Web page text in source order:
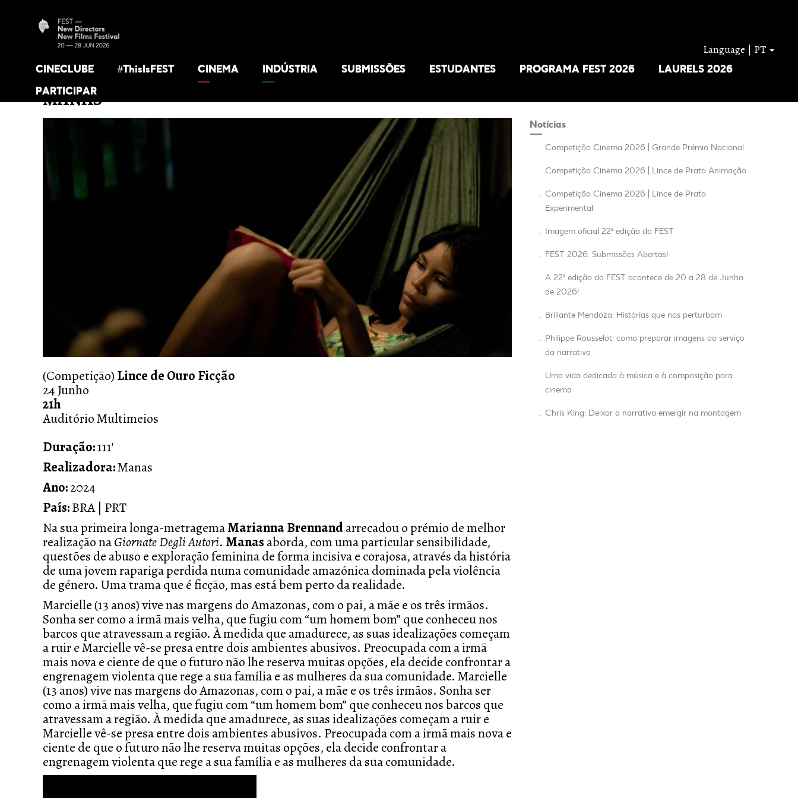
CINECLUBE #ThisIsFEST CINEMA INDÚSTRIA SUBMISSÕES ESTUDANTES PROGRAMA FEST 2026
LAURELS 2026
PARTICIPAR
Language | PT
MANAS
(Competição) Lince de Ouro Ficção
24 Junho
21h
Auditório Multimeios
Duração:111'
Realizadora:Manas
Ano:2024
País:BRA | PRT
Na sua primeira longa-metragemaMarianna Brennandarrecadou o prémio de melhor
realização naGiornate Degli Autori. Manas aborda, com uma particular sensibilidade,
questões de abuso e exploração feminina de forma incisiva e corajosa, através da história
de uma jovem rapariga perdida numa comunidade amazónica dominada pela violência
de género. Uma trama que é ficção, mas está bem perto da realidade.
Marcielle (13 anos) vive nas margens do Amazonas, com o pai, a mãe e os três irmãos.
Sonha ser como a irmã mais velha, que fugiu com “um homem bom” que conheceu nos
barcos que atravessam a região. À medida que amadurece, as suas idealizações começam
a ruir e Marcielle vê-se presa entre dois ambientes abusivos. Preocupada com a irmã
mais nova e ciente de que o futuro não lhe reserva muitas opções, ela decide confrontar a
engrenagem violenta que rege a sua família e as mulheres da sua comunidade. Marcielle
(13 anos) vive nas margens do Amazonas, com o pai, a mãe e os três irmãos. Sonha ser
como a irmã mais velha, que fugiu com “um homem bom” que conheceu nos barcos que
atravessam a região. À medida que amadurece, as suas idealizações começam a ruir e
Marcielle vê-se presa entre dois ambientes abusivos. Preocupada com a irmã mais nova e
ciente de que o futuro não lhe reserva muitas opções, ela decide confrontar a
engrenagem violenta que rege a sua família e as mulheres da sua comunidade.
Notícias
. Competição Cinema 2026 | Grande Prémio Nacional
. Competição Cinema 2026 | Lince de Prata Animação
.
Competição Cinema 2026 | Lince de Prata
Experimental
. Imagem oficial 22ª edição do FEST
. FEST 2026: Submissões Abertas!
. A 22ª edição do FEST acontece de 20 a 28 de Junho
de 2026!
. Brillante Mendoza: Histórias que nos perturbam
.
Philippe Rousselot: como preparar imagens ao serviço
da narrativa
.
Uma vida dedicada à música e à composição para
cinema
. Chris King: Deixar a narrativa emergir na montagem